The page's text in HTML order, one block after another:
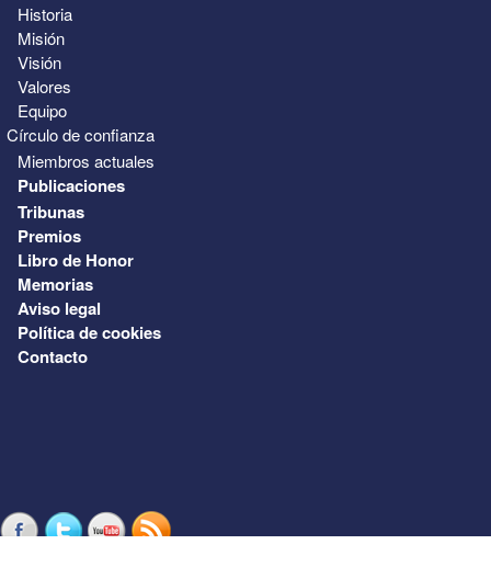
Historia
Misión
Visión
Valores
Equipo
Círculo de confianza
Miembros actuales
Publicaciones
Tribunas
Premios
Libro de Honor
Memorias
Aviso legal
Política de cookies
Contacto